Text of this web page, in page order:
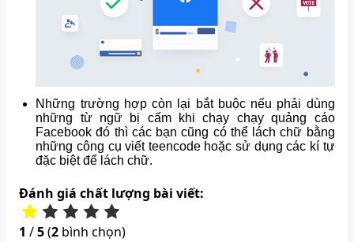
Những trường hợp còn lại bắt buộc nếu phải dùng
những từ ngữ bị cấm khi chạy chạy quảng cáo
Facebook đó thì các bạn cũng có thể lách chữ bằng
những công cụ viết teencode hoặc sử dụng các kí tự
đặc biệt để lách chữ.
Đánh giá chất lượng bài viết:
1 /5(2 bình chọn)